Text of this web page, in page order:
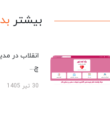
بیشتر
انقلاب در
چ...
30 تیر 1405